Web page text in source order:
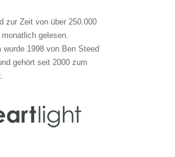
zur Zeit von über 250.000
gelesen.
wurde 1998 von Ben Steed
gehört seit 2000 zum